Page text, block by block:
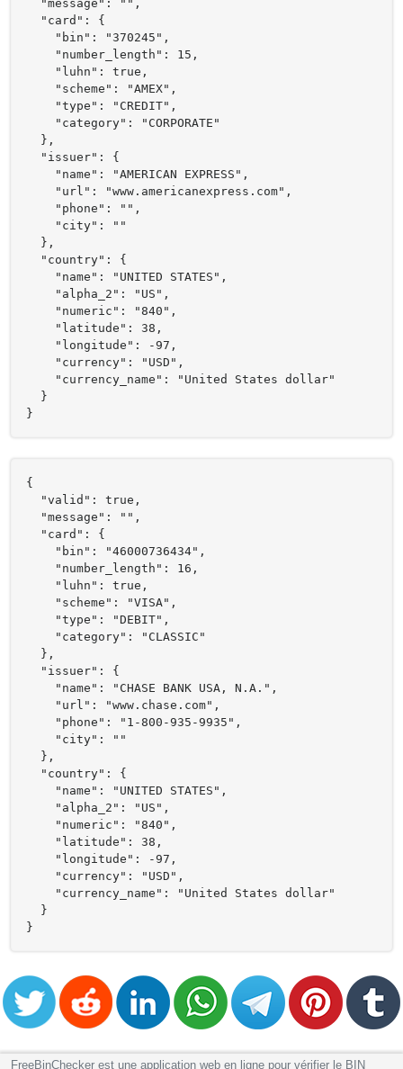
  "message": "",
  "card": {
    "bin": "370245",
    "number_length": 15,
    "luhn": true,
    "scheme": "AMEX",
    "type": "CREDIT",
    "category": "CORPORATE"
  },
  "issuer": {
    "name": "AMERICAN EXPRESS",
    "url": "www.americanexpress.com",
    "phone": "",
    "city": ""
  },
  "country": {
    "name": "UNITED STATES",
    "alpha_2": "US",
    "numeric": "840",
    "latitude": 38,
    "longitude": -97,
    "currency": "USD",
    "currency_name": "United States dollar"
  }
}
{
  "valid": true,
  "message": "",
  "card": {
    "bin": "46000736434",
    "number_length": 16,
    "luhn": true,
    "scheme": "VISA",
    "type": "DEBIT",
    "category": "CLASSIC"
  },
  "issuer": {
    "name": "CHASE BANK USA, N.A.",
    "url": "www.chase.com",
    "phone": "1-800-935-9935",
    "city": ""
  },
  "country": {
    "name": "UNITED STATES",
    "alpha_2": "US",
    "numeric": "840",
    "latitude": 38,
    "longitude": -97,
    "currency": "USD",
    "currency_name": "United States dollar"
  }
}
FreeBinChecker est une application web en ligne pour vérifier le BIN